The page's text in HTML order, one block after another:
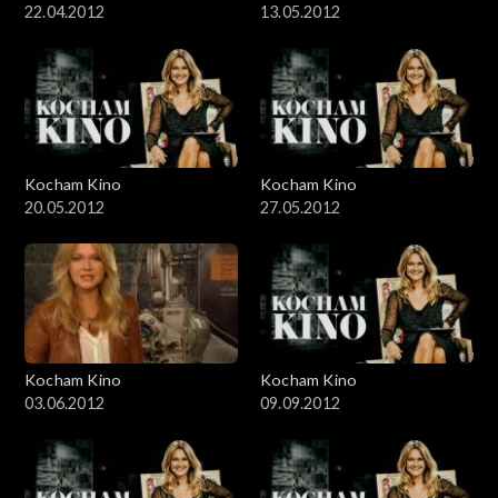
22.04.2012
13.05.2012
Kocham Kino
20.05.2012
Kocham Kino
27.05.2012
Kocham Kino
03.06.2012
Kocham Kino
09.09.2012